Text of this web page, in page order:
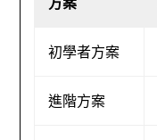
初學者方案
進階方案